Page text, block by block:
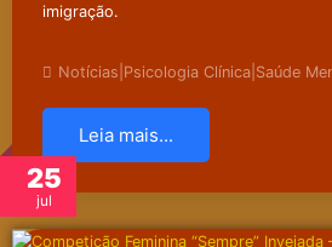
imigração.
Notícias Psicologia Clínica Saúde
Leia mais...
25
jul